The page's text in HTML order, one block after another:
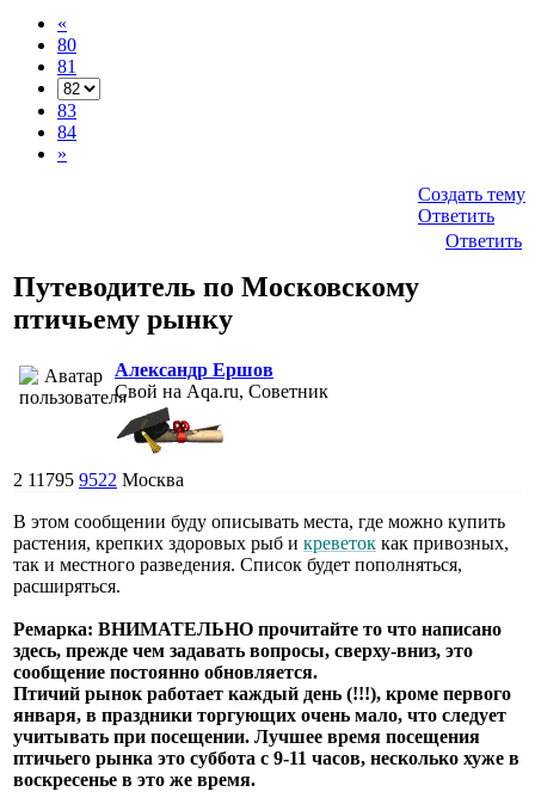
«
80
81
83
84
»
Создать тему
Ответить
Ответить
Путеводитель по Московскому
птичьему рынку
Александр Ершов
Свой на Aqa.ru, Советник
2 11795 9522 Москва
В этом сообщении буду описывать места, где можно купить
растения, крепких здоровых рыб и креветок как привозных,
так и местного разведения. Список будет пополняться,
расширяться.
Ремарка: ВНИМАТЕЛЬНО прочитайте то что написано
здесь, прежде чем задавать вопросы, сверху-вниз, это
сообщение постоянно обновляется.
Птичий рынок работает каждый день (!!!), кроме первого
января, в праздники торгующих очень мало, что следует
учитывать при посещении. Лучшее время посещения
птичьего рынка это суббота с 9-11 часов, несколько хуже в
воскресенье в это же время.